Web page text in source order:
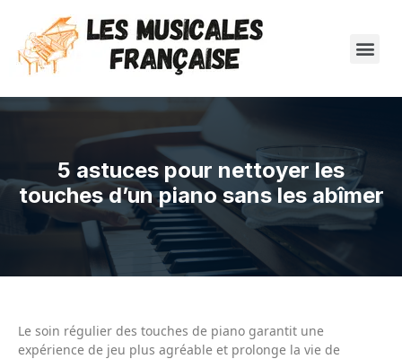
5 astuces pour nettoyer les
touches d’un piano sans les abîmer
Le soin régulier des touches de piano garantit une
expérience de jeu plus agréable et prolonge la vie de